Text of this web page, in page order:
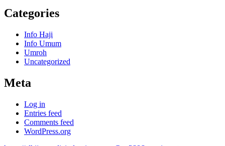
Categories
Info Haji
Info Umum
Umroh
Uncategorized
Meta
Log in
Entries feed
Comments feed
WordPress.org